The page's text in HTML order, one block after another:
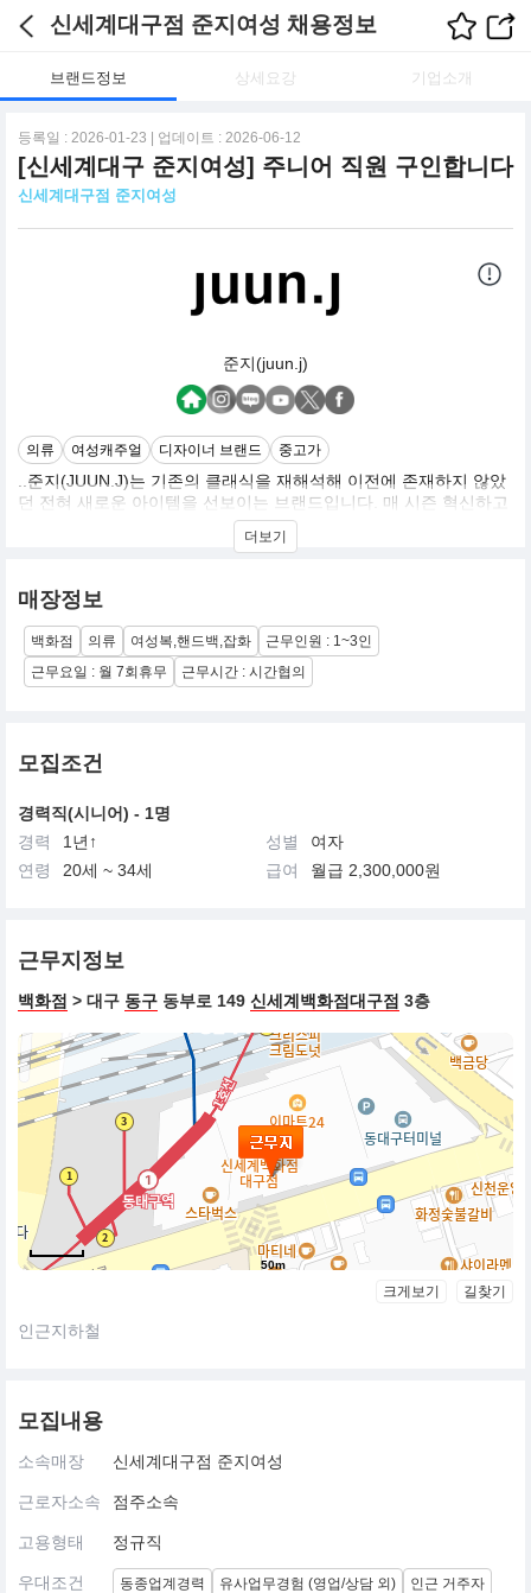
신세계대구점 준지여성 채용정보
브랜드정보 상세요강 기업소개
등록일 : 2026-01-23 | 업데이트 : 2026-06-12
[신세계대구 준지여성] 주니어 직원 구인합니다
신세계대구점 준지여성
준지(juun.j)
의류 여성캐주얼 디자이너 브랜드 중고가
..준지(JUUN.J)는 기존의 클래식을 재해석해 이전에 존재하지 않았
던 전혀 새로운 아이템을 선보이는 브랜드입니다. 매 시즌 혁신하고
자 노력하며 편집숍을 포함한 세계 24개국 100여 개의 매장에 입점
더보기
매장정보
백화점 의류 여성복,핸드백,잡화
근무인원 : 1~3인
근무요일 : 월 7회휴무
근무시간 : 시간협의
모집조건
경력직(시니어) - 1명
경력
1년↑ 성별
여자
연령
20세 ~ 34세 급여 월급 2,300,000원
근무지정보
백화점 > 대구 동구 동부로 149 신세계백화점대구점 3층
50m
크게보기 길찾기
인근지하철
모집내용
소속매장 신세계대구점 준지여성
근로자소속 점주소속
고용형태 정규직
우대조건 동종업계경력 유사업무경험 (영업/상담 외) 인근 거주자